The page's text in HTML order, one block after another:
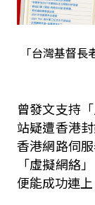
「台灣基督
曾發文支持
站疑遭香港
香港網路伺
「虛擬網絡
便能成功連上